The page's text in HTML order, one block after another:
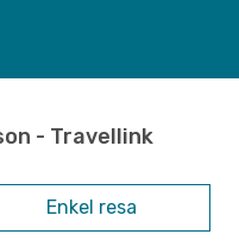
- Travellink
Enkel resa